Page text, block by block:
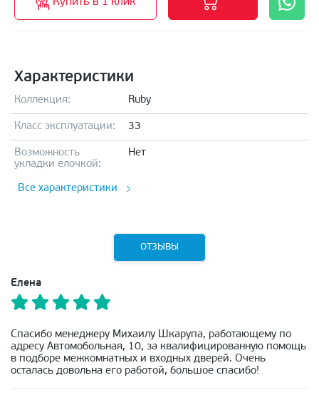
Характеристики
Коллекция: Ruby
Класс эксплуатации: 33
Возможность
укладки елочкой:
Нет
Все характеристики
ОТЗЫВЫ
Елена
Спасибо менеджеру Михаилу Шкарупа, работающему по
адресу Автомобольная, 10, за квалифицированную помощь
в подборе межкомнатных и входных дверей. Очень
осталась довольна его работой, большое спасибо!